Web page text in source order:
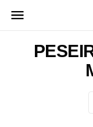
para
conteúdo